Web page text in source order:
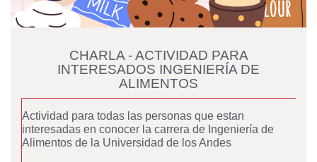
CHARLA - ACTIVIDAD PARA
INTERESADOS INGENIERÍA DE
ALIMENTOS
Actividad para todas las personas que estan
interesadas en conocer la carrera de Ingeniería de
Alimentos de la Universidad de los Andes